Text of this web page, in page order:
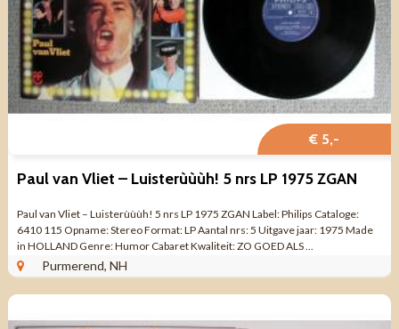
€ 5,-
Paul van Vliet – Luisterùùùh! 5 nrs LP 1975 ZGAN
Paul van Vliet – Luisterùùùh! 5 nrs LP 1975 ZGAN Label: Philips Cataloge:
6410 115 Opname: Stereo Format: LP Aantal nrs: 5 Uitgave jaar: 1975 Made
in HOLLAND Genre: Humor Cabaret Kwaliteit: ZO GOED ALS ...
Purmerend, NH